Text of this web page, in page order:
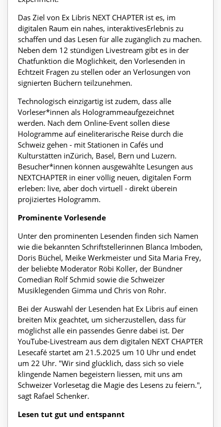
Das Ziel von Ex Libris NEXT CHAPTER ist es, im
digitalen Raum ein nahes, interaktivesErlebnis zu
schaffen und das Lesen für alle zugänglich zu machen.
Neben dem 12 stündigen Livestream gibt es in der
Chatfunktion die Möglichkeit, den Vorlesenden in
Echtzeit Fragen zu stellen oder an Verlosungen von
signierten Büchern teilzunehmen.
Technologisch einzigartig ist zudem, dass alle
Vorleser*innen als Hologrammeaufgezeichnet
werden. Nach dem Online-Event sollen diese
Hologramme auf eineliterarische Reise durch die
Schweiz gehen - mit Stationen in Cafés und
Kulturstätten inZürich, Basel, Bern und Luzern.
Besucher*innen können ausgewählte Lesungen aus
NEXTCHAPTER in einer völlig neuen, digitalen Form
erleben: live, aber doch virtuell - direkt überein
projiziertes Hologramm.
Prominente Vorlesende
Unter den prominenten Lesenden finden sich Namen
wie die bekannten Schriftstellerinnen Blanca Imboden,
Doris Büchel, Meike Werkmeister und Sita Maria Frey,
der beliebte Moderator Röbi Koller, der Bündner
Comedian Rolf Schmid sowie die Schweizer
Musiklegenden Gimma und Chris von Rohr.
Bei der Auswahl der Lesenden hat Ex Libris auf einen
breiten Mix geachtet, um sicherzustellen, dass für
möglichst alle ein passendes Genre dabei ist. Der
YouTube-Livestream aus dem digitalen NEXT CHAPTER
Lesecafé startet am 21.5.2025 um 10 Uhr und endet
um 22 Uhr. "Wir sind glücklich, dass sich so viele
klingende Namen begeistern liessen, mit uns am
Schweizer Vorlesetag die Magie des Lesens zu feiern.",
sagt Rafael Schenker.
Lesen tut gut und entspannt